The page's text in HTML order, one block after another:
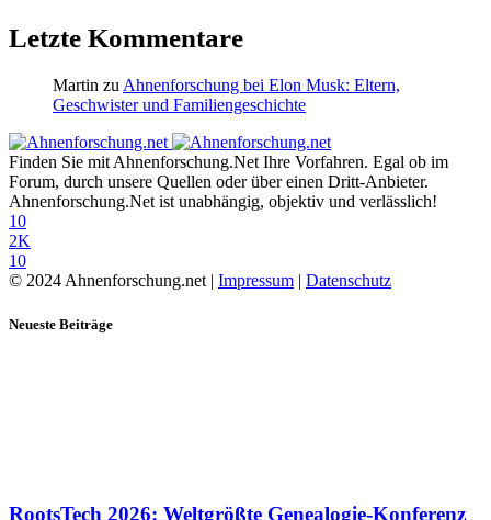
Letzte Kommentare
Martin zu Ahnenforschung bei Elon Musk: Eltern,
Geschwister und Familiengeschichte
Finden Sie mit Ahnenforschung.Net Ihre Vorfahren. Egal ob im
Forum, durch unsere Quellen oder über einen Dritt-Anbieter.
Ahnenforschung.Net ist unabhängig, objektiv und verlässlich!
10
2K
10
© 2024 Ahnenforschung.net | Impressum | Datenschutz
Neueste Beiträge
RootsTech 2026: Weltgrößte Genealogie-Konferenz